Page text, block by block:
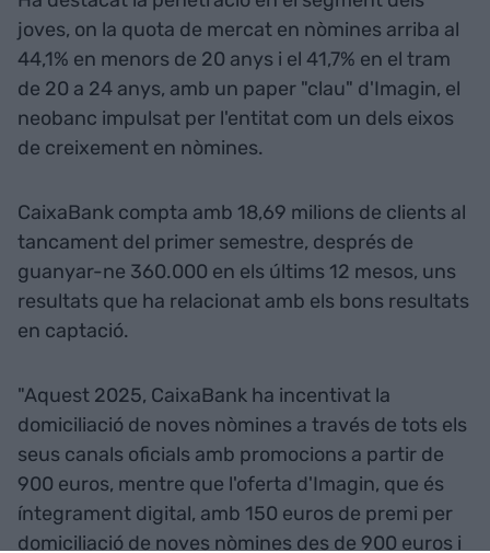
joves, on la quota de mercat en nòmines arriba al
44,1% en menors de 20 anys i el 41,7% en el tram
de 20 a 24 anys, amb un paper "clau" d'Imagin, el
neobanc impulsat per l'entitat com un dels eixos
de creixement en nòmines.
CaixaBank compta amb 18,69 milions de clients al
tancament del primer semestre, després de
guanyar-ne 360.000 en els últims 12 mesos, uns
resultats que ha relacionat amb els bons resultats
en captació.
"Aquest 2025, CaixaBank ha incentivat la
domiciliació de noves nòmines a través de tots els
seus canals oficials amb promocions a partir de
900 euros, mentre que l'oferta d'Imagin, que és
íntegrament digital, amb 150 euros de premi per
domiciliació de noves nòmines des de 900 euros i